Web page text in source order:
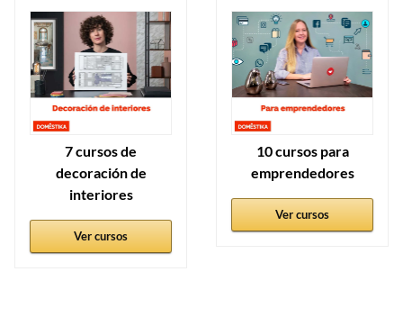
7 cursos de
decoración de
interiores
Ver cursos
10 cursos para
emprendedores
Ver cursos